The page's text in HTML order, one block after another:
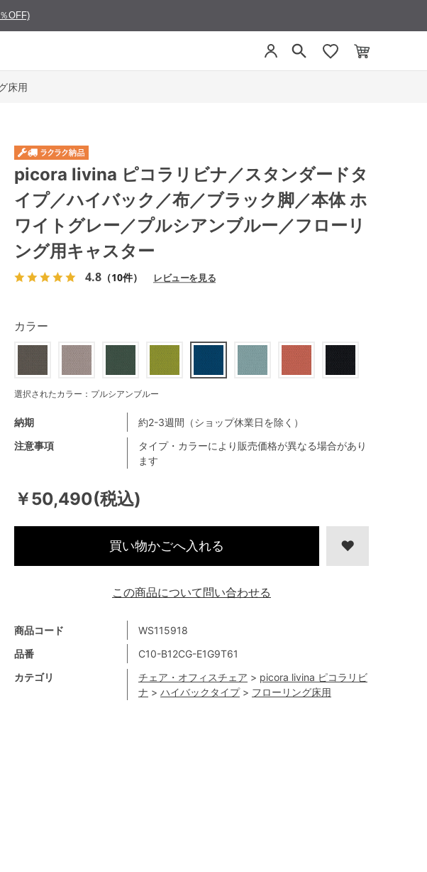
OFF)
床用
picora livina ピコラリビナ／スタンダードタ
イプ／ハイバック／布／ブラック脚／本体 ホ
ワイトグレー／プルシアンブルー／フローリ
ング用キャスター
4.8 （10件） レビューを見る
￥50,490(税込)
商品コード
WS115918
品番
C10-B12CG-E1G9T61
カテゴリ
チェア・オフィスチェア > picora livina ピコラリビ
ナ > ハイバックタイプ> フローリング床用
注意事項
タイプ・カラーにより販売価格が異なる場合があり
ます
納期 約2-3週間（ショップ休業日を除く）
カラー
選択されたカラー：プルシアンブルー
買い物かごへ入れる
この商品について問い合わせる